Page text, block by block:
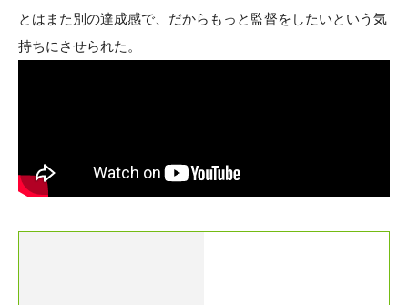
とはまた別の達成感で、だからもっと監督をしたいという気
持ちにさせられた。